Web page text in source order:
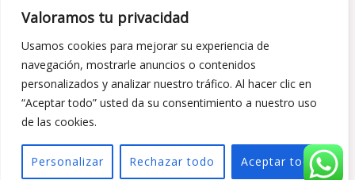
Valoramos tu privacidad
Usamos cookies para mejorar su experiencia de
navegación, mostrarle anuncios o contenidos
personalizados y analizar nuestro tráfico. Al hacer clic en
“Aceptar todo” usted da su consentimiento a nuestro uso
de las cookies.
Personalizar Rechazar todo Aceptar todo
Nuestro Horario
De Lunes a Viernes
Copyright © 2026 Reparamoviles | Powered by Reparamoviles